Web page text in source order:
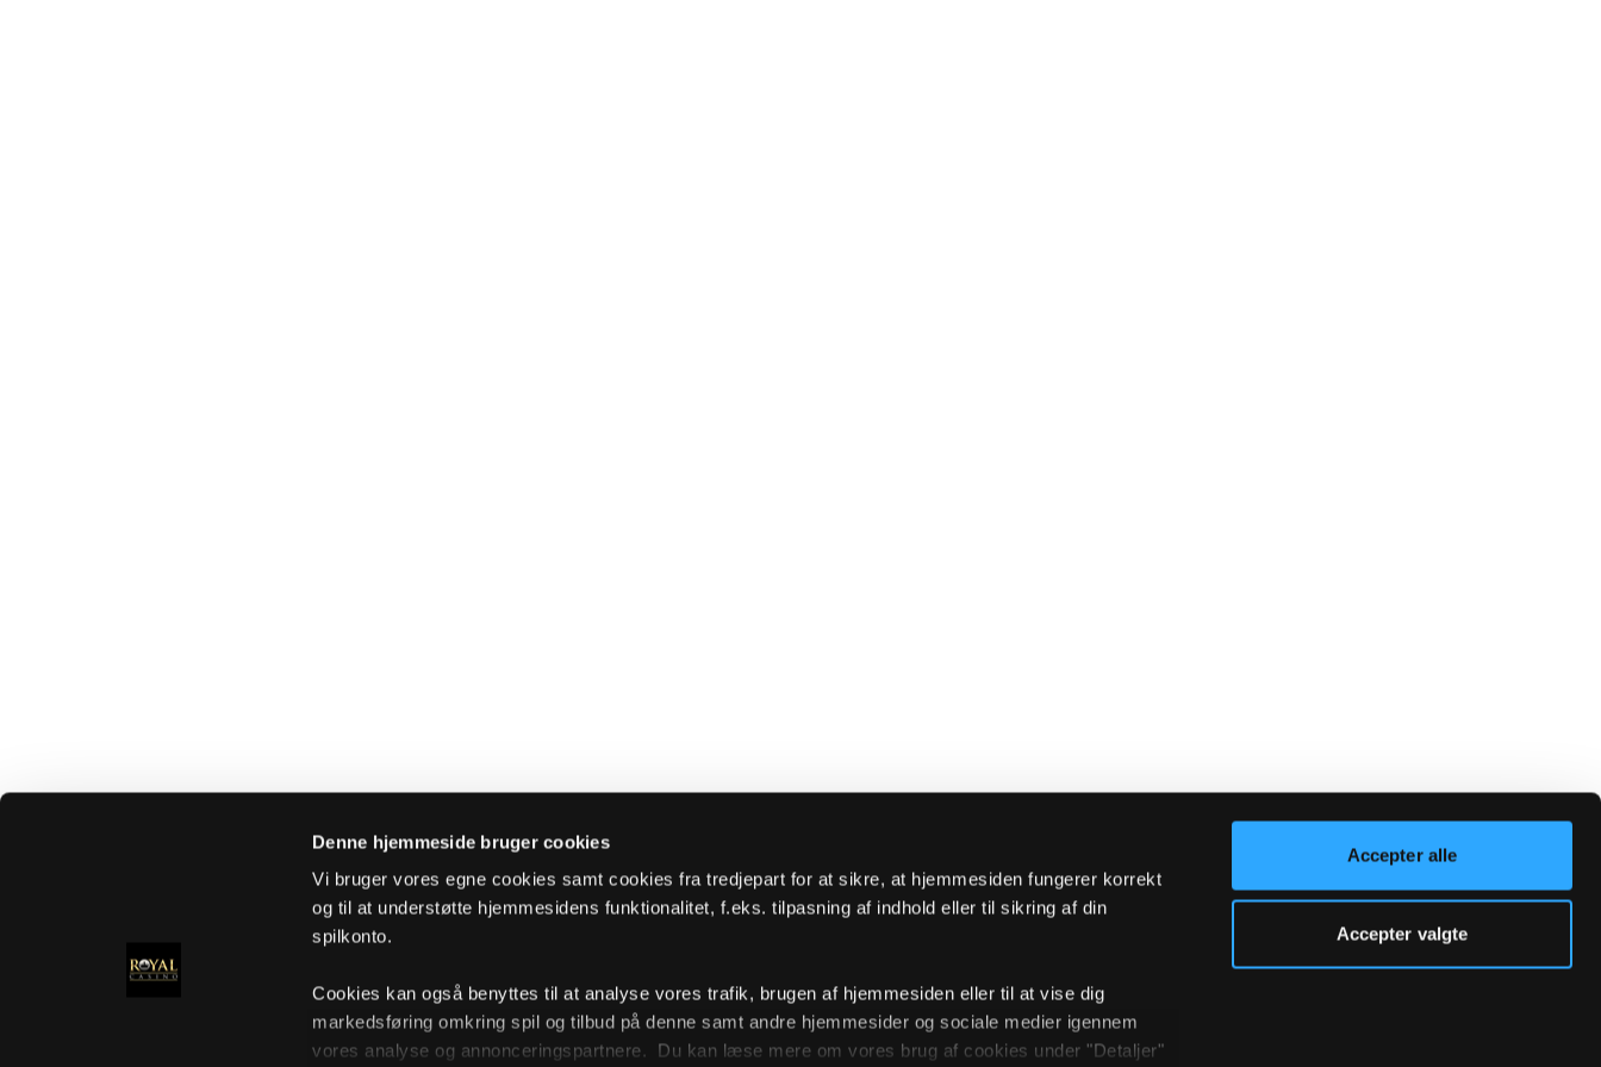
Denne hjemmeside bruger cookies
Vi bruger vores egne cookies samt cookies fra tredjepart for at sikre, at hjemmesiden fungerer korrekt
og til at understøtte hjemmesidens funktionalitet, f.eks. tilpasning af indhold eller til sikring af din
spilkonto.
Cookies kan også benyttes til at analyse vores trafik, brugen af hjemmesiden eller til at vise dig
markedsføring omkring spil og tilbud på denne samt andre hjemmesider og sociale medier igennem
vores analyse og annonceringspartnere. Du kan læse mere om vores brug af cookies under "Detaljer"
Accepter alle
Accepter valgte